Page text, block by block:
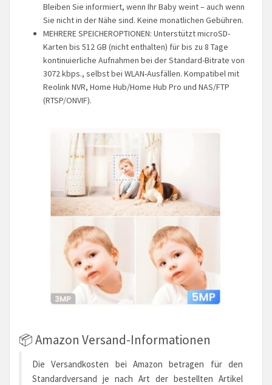
Bleiben Sie informiert, wenn Ihr Baby weint – auch wenn
Sie nicht in der Nähe sind. Keine monatlichen Gebühren.
MEHRERE SPEICHEROPTIONEN: Unterstützt microSD-
Karten bis 512 GB (nicht enthalten) für bis zu 8 Tage
kontinuierliche Aufnahmen bei der Standard-Bitrate von
3072 kbps., selbst bei WLAN-Ausfällen. Kompatibel mit
Reolink NVR, Home Hub/Home Hub Pro und NAS/FTP
(RTSP/ONVIF).
📦 Amazon Versand-Informationen
Die Versandkosten bei Amazon betragen für den
Standardversand je nach Art der bestellten Artikel